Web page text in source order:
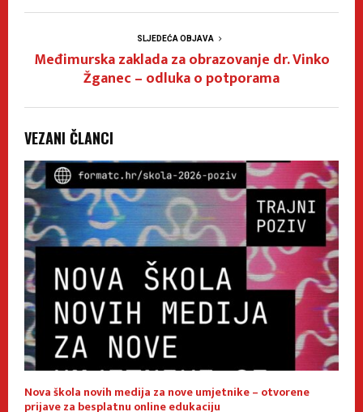
SLJEDEĆA OBJAVA
Međimurska zaklada za obrazovanje dr. Vinko
Žganec – odluka o potporama
VEZANI ČLANCI
Nova škola novih medija za nove umjetnike – otvorene
prijave za besplatnu online edukaciju